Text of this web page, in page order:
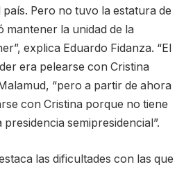
Pero no tuvo la estatura de
la unidad de la
explica Eduardo Fidanza. “El
era pelearse con Cristina
“pero a partir de ahora
con Cristina porque no tiene
semipresidencial”.
las dificultades con las que